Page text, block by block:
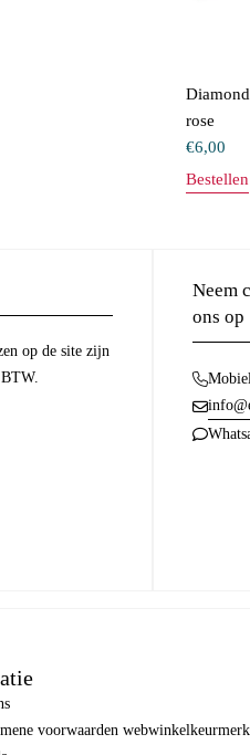
rose
€6,00
Bestellen
op de site zijn
Neem
ons op
Mobiel
voorwaarden webwinkelkeurmerk